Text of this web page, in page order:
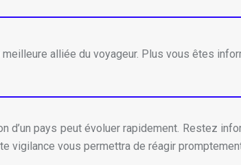
alliée du voyageur. Plus vous êtes
d’un pays peut évoluer rapidement. Restez
vigilance vous permettra de réagir